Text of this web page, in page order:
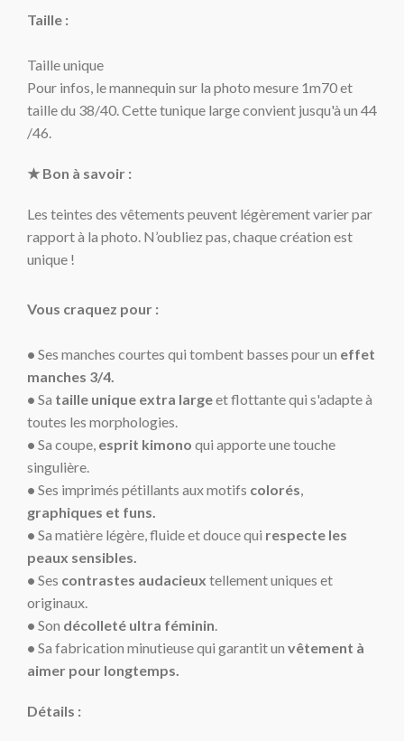
Taille :
Taille unique
Pour infos, le mannequin sur la photo mesure 1m70 et
taille du 38/40. Cette tunique large convient jusqu'à un 44
/46.
★ Bon à savoir :
Les teintes des vêtements peuvent légèrement varier par
rapport à la photo. N’oubliez pas, chaque création est
unique !
Vous craquez pour :
•Ses manches courtes qui tombent basses pour un effet
manches 3/4.
•Sa taille unique extra largeet flottante qui s'adapte à
toutes les morphologies.
• Sa coupe, esprit kimono qui apporte une touche
singulière.
• Ses imprimés pétillants aux motifs colorés,
graphiques et funs.
• Sa matière légère, fluide et douce qui respecte les
peaux sensibles.
•Ses contrastes audacieux tellement uniques et
originaux.
• Son décolleté ultra féminin.
• Sa fabrication minutieuse qui garantit un vêtement à
aimer pour longtemps.
Détails :